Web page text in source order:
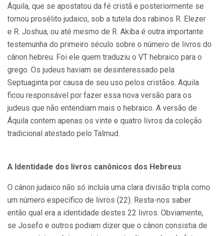
Áquila, que se apostatou da fé cristã e posteriormente se
tornou prosélito judaico, sob a tutela dos rabinos R. Elezer
e R. Joshua, ou até mesmo de R. Akiba é outra importante
testemunha do primeiro século sobre o número de livros do
cânon hebreu. Foi ele quem traduziu o VT hebraico para o
grego. Os judeus haviam se desinteressado pela
Septuaginta por causa de seu uso pelos cristãos. Aquila
ficou responsável por fazer essa nova versão para os
judeus que não entendiam mais o hebraico. A versão de
Áquila contem apenas os vinte e quatro livros da coleção
tradicional atestado pelo Talmud.
A Identidade dos livros canônicos dos Hebreus
O cânon judaico não só incluía uma clara divisão tripla como
um número específico de livros (22). Resta-nos saber
então qual era a identidade destes 22 livros. Obviamente,
se Josefo e outros podiam dizer que o cânon consistia de